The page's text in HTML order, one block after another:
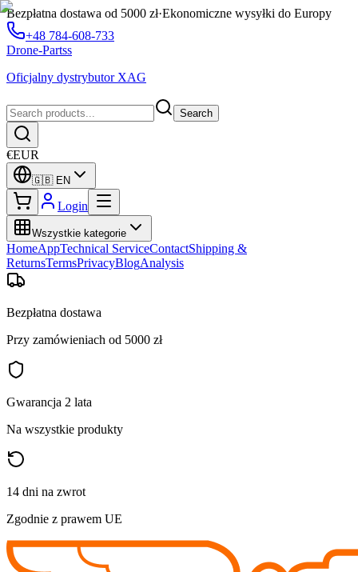
Bezpłatna dostawa od 5000 zł·Ekonomiczne wysyłki do Europy
+48 784-608-733
Drone-Partss
Oficjalny dystrybutor XAG
Search
€EUR
🇬🇧 EN
Login
Wszystkie kategorie
HomeAppTechnical ServiceContactShipping &
ReturnsTermsPrivacyBlogAnalysis
Bezpłatna dostawa
Przy zamówieniach od 5000 zł
Gwarancja 2 lata
Na wszystkie produkty
14 dni na zwrot
Zgodnie z prawem UE